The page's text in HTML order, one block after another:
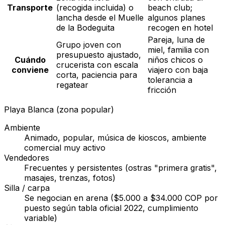
Transporte (recogida incluida) o
lancha desde el Muelle
de la Bodeguita
beach club;
algunos planes
recogen en hotel
Cuándo
conviene
Grupo joven con
presupuesto ajustado,
crucerista con escala
corta, paciencia para
regatear
Pareja, luna de
miel, familia con
niños chicos o
viajero con baja
tolerancia a
fricción
Playa Blanca (zona popular)
Ambiente
Animado, popular, música de kioscos, ambiente
comercial muy activo
Vendedores
Frecuentes y persistentes (ostras "primera gratis",
masajes, trenzas, fotos)
Silla / carpa
Se negocian en arena ($5.000 a $34.000 COP por
puesto según tabla oficial 2022, cumplimiento
variable)